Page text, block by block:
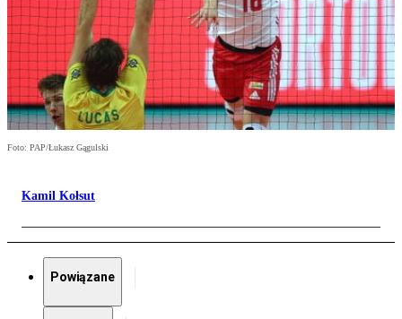
Foto: PAP/Łukasz Gągulski
Kamil Kołsut
Powiązane